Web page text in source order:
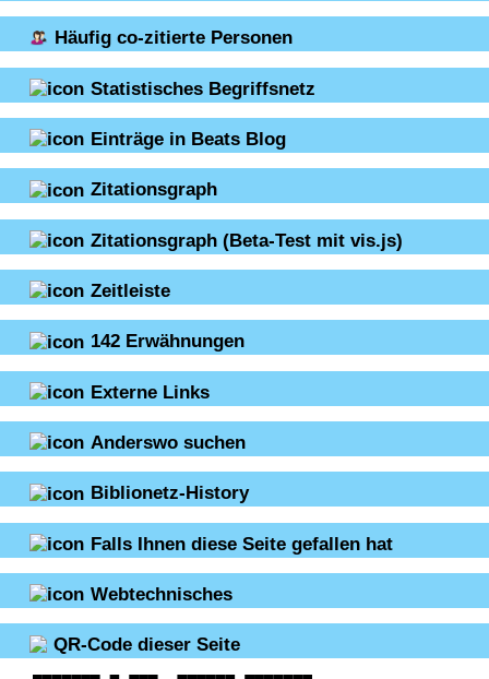
Häufig co-zitierte Personen
Statistisches Begriffsnetz
Einträge in Beats Blog
Zitationsgraph
Zitationsgraph (Beta-Test mit vis.js)
Zeitleiste
142 Erwähnungen
Externe Links
Anderswo suchen
Biblionetz-History
Falls Ihnen diese Seite gefallen hat
Webtechnisches
QR-Code dieser Seite